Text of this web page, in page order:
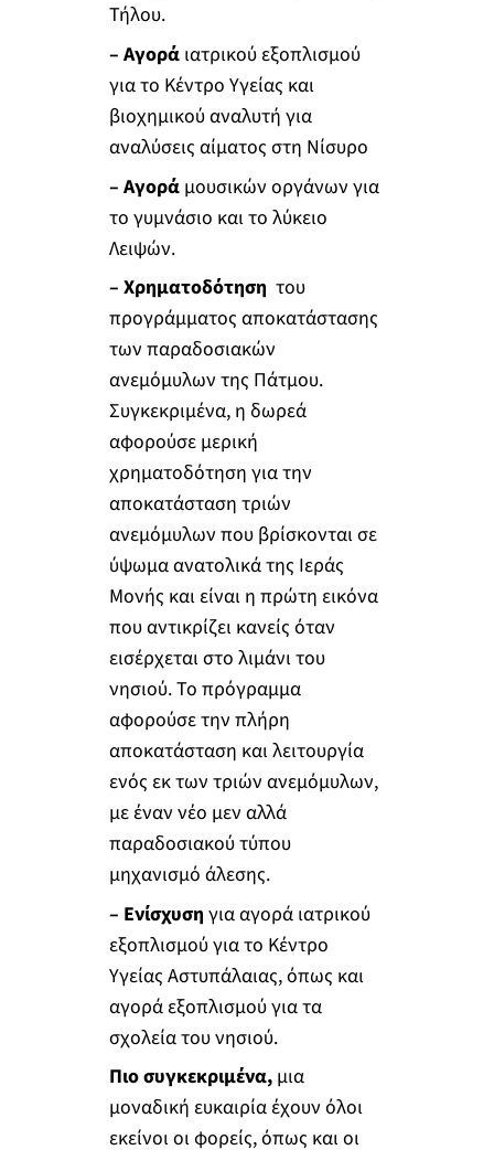
Τήλου.
– Αγοράιατρικού εξοπλισμού
για το Κέντρο Υγείας και
βιοχημικού αναλυτή για
αναλύσεις αίματος στη Νίσυρο
– Αγοράμουσικών οργάνων για
το γυμνάσιο και το λύκειο
Λειψών.
– Χρηματοδότηση του
προγράμματος αποκατάστασης
των παραδοσιακών
ανεμόμυλων της Πάτμου.
Συγκεκριμένα, η δωρεά
αφορούσε μερική
χρηματοδότηση για την
αποκατάσταση τριών
ανεμόμυλων που βρίσκονται σε
ύψωμα ανατολικά της Ιεράς
Μονής και είναι η πρώτη εικόνα
που αντικρίζει κανείς όταν
εισέρχεται στο λιμάνι του
νησιού. Το πρόγραμμα
αφορούσε την πλήρη
αποκατάσταση και λειτουργία
ενός εκ των τριών ανεμόμυλων,
με έναν νέο μεν αλλά
παραδοσιακού τύπου
μηχανισμό άλεσης.
– Eνίσχυση για αγορά ιατρικού
εξοπλισμού για το Κέντρο
Υγείας Αστυπάλαιας, όπως και
αγορά εξοπλισμού για τα
σχολεία του νησιού.
Πιο συγκεκριμένα,μια
μοναδική ευκαιρία έχουν όλοι
εκείνοι οι φορείς, όπως και οι